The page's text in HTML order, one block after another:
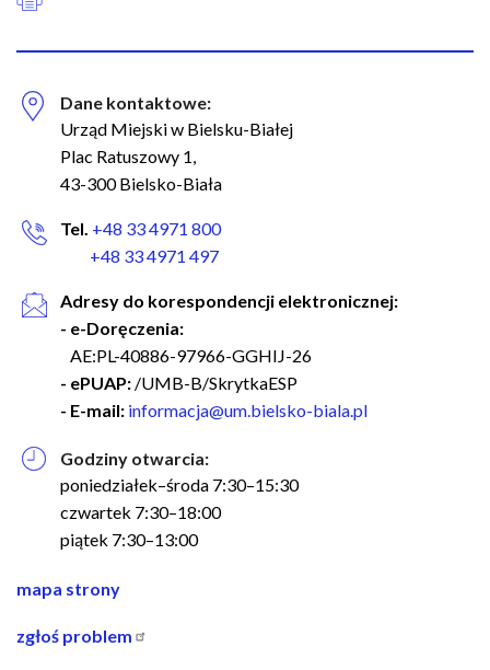
Dane kontaktowe:
Urząd Miejski w Bielsku-Białej
Plac Ratuszowy 1,
43-300 Bielsko-Biała
Tel. +48 33 4971 800
+48 33 4971 497
Adresy do korespondencji elektronicznej:
- e-Doręczenia:
AE:PL-40886-97966-GGHIJ-26
- ePUAP: /UMB-B/SkrytkaESP
- E-mail: informacja@um.bielsko-biala.pl
Godziny otwarcia:
poniedziałek–środa 7:30–15:30
czwartek 7:30–18:00
piątek 7:30–13:00
nawigacja
stopce
mapa strony
zgłoś problem